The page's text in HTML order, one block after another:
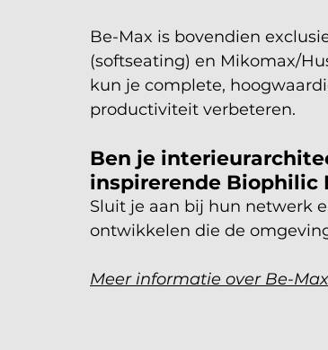
Be-Max is bovendien
(softseating) en Mikomax/
kun je complete,
productiviteit verbeteren.
Ben je
inspirerende Biophilic
Sluit je aan bij hun netwerk
ontwikkelen die de
Meer informatie over Be-Max